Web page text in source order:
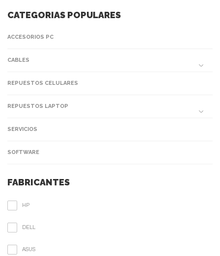
CATEGORIAS POPULARES
ACCESORIOS PC
CABLES
REPUESTOS CELULARES
REPUESTOS LAPTOP
SERVICIOS
SOFTWARE
FABRICANTES
HP
DELL
ASUS